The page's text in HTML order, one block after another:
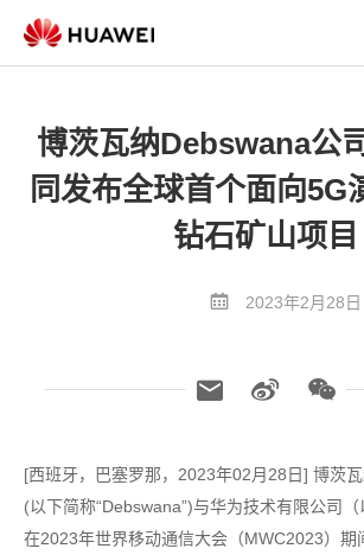
博茨瓦纳Debswana公
同发布全球首个面向5G
钻石矿山项目
2023年2月28日
[西班牙，巴塞罗那，2023年02月28日] 博茨
(以下简称“Debswana”)与华为技术有限公司（
在2023年世界移动通信大会（MWC2023）期